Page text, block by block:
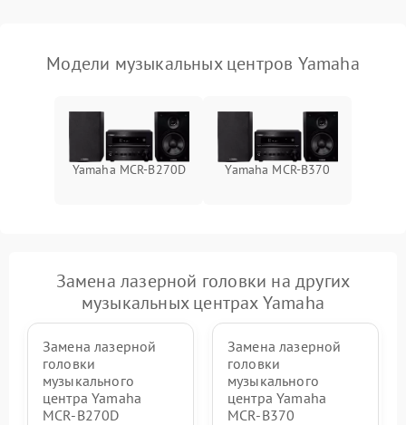
Модели музыкальных центров Yamaha
Yamaha MCR-B270D Yamaha MCR-B370
Замена лазерной головки на других
музыкальных центрах Yamaha
Замена лазерной
головки
музыкального
центра Yamaha
MCR-B270D
Замена лазерной
головки
музыкального
центра Yamaha
MCR-B370